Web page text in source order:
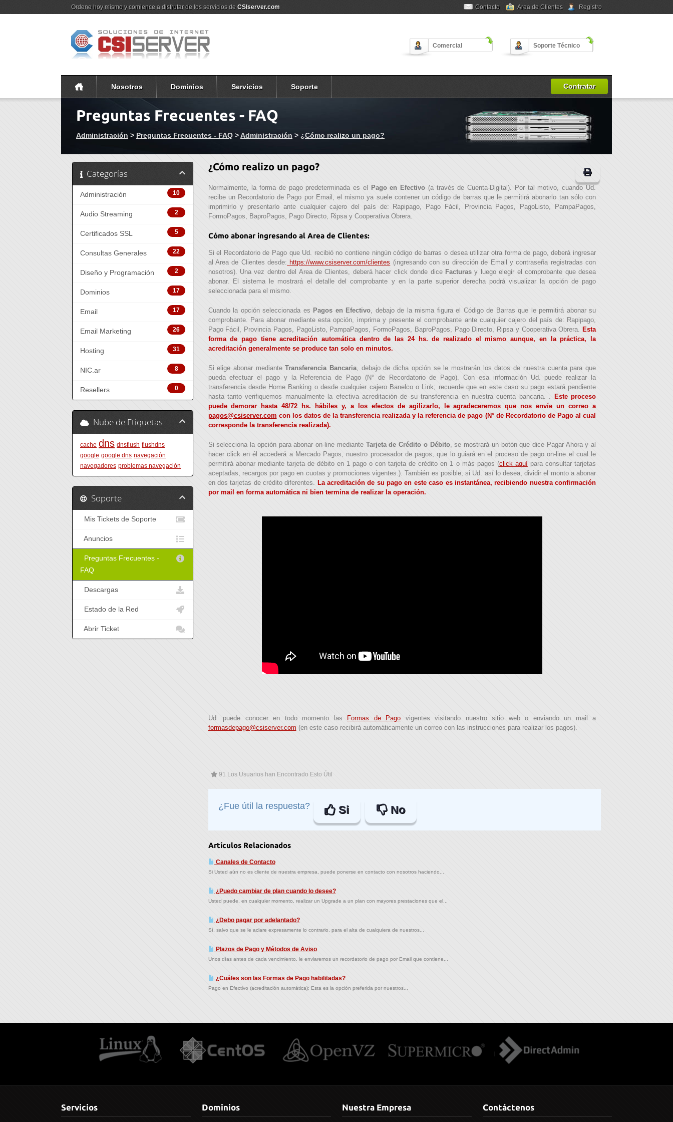
Ordene hoy mismo y comience a disfrutar de los servicios de CSIserver.com Contacto Area de Clientes Registro
Soporte Técnico
Comercial
Nosotros Dominios Servicios Soporte Contratar
Preguntas Frecuentes - FAQ
Administración > Preguntas Frecuentes - FAQ >Administración > ¿Cómo realizo un pago?
Categorías
10
Administración
2
Audio Streaming
5
Certificados SSL
22
Consultas Generales
2
Diseño y Programación
17
Dominios
17
Email
26
Email Marketing
31
Hosting
8
NIC.ar
0
Resellers
¿Cómo realizo un pago?
Normalmente, la forma de pago predeterminada es el Pago en Efectivo (a través de Cuenta-Digital). Por tal motivo, cuando Ud.
recibe un Recordatorio de Pago por Email, el mismo ya suele contener un código de barras que le permitirá abonarlo tan sólo con
imprimirlo y presentarlo ante cualquier cajero del país de: Rapipago, Pago Fácil, Provincia Pagos, PagoListo, PampaPagos,
FormoPagos, BaproPagos, Pago Directo, Ripsa y Cooperativa Obrera.
Cómo abonar ingresando al Area de Clientes:
Si el Recordatorio de Pago que Ud. recibió no contiene ningún código de barras o desea utilizar otra forma de pago, deberá ingresar
al Area de Clientes desde: https://www.csiserver.com/clientes (ingresando con su dirección de Email y contraseña registradas con
nosotros). Una vez dentro del Area de Clientes, deberá hacer click donde dice Facturasy luego elegir el comprobante que desea
abonar. El sistema le mostrará el detalle del comprobante y en la parte superior derecha podrá visualizar la opción de pago
seleccionada para el mismo.
Cuando la opción seleccionada es Pagos en Efectivo, debajo de la misma figura el Código de Barras que le permitirá abonar su
comprobante. Para abonar mediante esta opción, imprima y presente el comprobante ante cualquier cajero del país de: Rapipago,
Pago Fácil, Provincia Pagos, PagoListo, PampaPagos, FormoPagos, BaproPagos, Pago Directo, Ripsa y Cooperativa Obrera. Esta
forma de pago tiene acreditación automática dentro de las 24 hs. de realizado el mismo aunque, en la práctica, la
acreditación generalmente se produce tan solo en minutos.
Si elige abonar medianteTransferencia Bancaria, debajo de dicha opción se le mostrarán los datos de nuestra cuenta para que
pueda efectuar el pago y la Referencia de Pago (N° de Recordatorio de Pago). Con esa información Ud. puede realizar la
transferencia desde Home Banking o desde cualquier cajero Banelco o Link; recuerde que en este caso su pago estará pendiente
hasta tanto verifiquemos manualmente la efectiva acreditación de su transferencia en nuestra cuenta bancaria. .
Este proceso
puede demorar hasta 48/72 hs. hábiles y, a los efectos de agilizarlo, le agradeceremos que nos envíe un correo a
pagos@csiserver.com con los datos de la transferencia realizada y la referencia de pago (N° de Recordatorio de Pago al cual
corresponde la transferencia realizada).
Si selecciona la opción para abonar on-line mediante Tarjeta de Crédito o Débito, se mostrará un botón que dice Pagar Ahora y al
hacer click en él accederá a Mercado Pagos, nuestro procesador de pagos, que lo guiará en el proceso de pago on-line el cual le
permitirá abonar mediante tarjeta de débito en 1 pago o con tarjeta de crédito en 1 o más pagos (click aquípara consultar tarjetas
aceptadas, recargos por pago en cuotas y promociones vigentes.). También es posible, si Ud. así lo desea, dividir el monto a abonar
en dos tarjetas de crédito diferentes. La acreditación de su pago en este caso es instantánea, recibiendo nuestra confirmación
por mail en forma automática ni bien termina de realizar la operación.
Ud. puede conocer en todo momento las Formas de Pago vigentes visitando nuestro sitio web o enviando un mail a
formasdepago@csiserver.com (en este caso recibirá automáticamente un correo con las instrucciones para realizar los pagos).
91 Los Usuarios han Encontrado Esto Útil
¿Fue útil la respuesta? Si No
Artículos Relacionados
Canales de Contacto
Si Usted aún no es cliente de nuestra empresa, puede ponerse en contacto con nosotros haciendo...
¿Puedo cambiar de plan cuando lo desee?
Usted puede, en cualquier momento, realizar un Upgrade a un plan con mayores prestaciones que el...
¿Debo pagar por adelantado?
Sí, salvo que se le aclare expresamente lo contrario, para el alta de cualquiera de nuestros...
Plazos de Pago y Métodos de Aviso
Unos días antes de cada vencimiento, le enviaremos un recordatorio de pago por Email que contiene...
¿Cuáles son las Formas de Pago habilitadas?
Pago en Efectivo (acreditación automática): Esta es la opción preferida por nuestros...
Nube de Etiquetas
cache dns dnsflush flushdns
google google dns navegación
navegadores problemas navegación
Soporte
Mis Tickets de Soporte
Anuncios
Preguntas Frecuentes -
FAQ
Descargas
Estado de la Red
Abrir Ticket
Servicios Dominios Nuestra Empresa Contáctenos